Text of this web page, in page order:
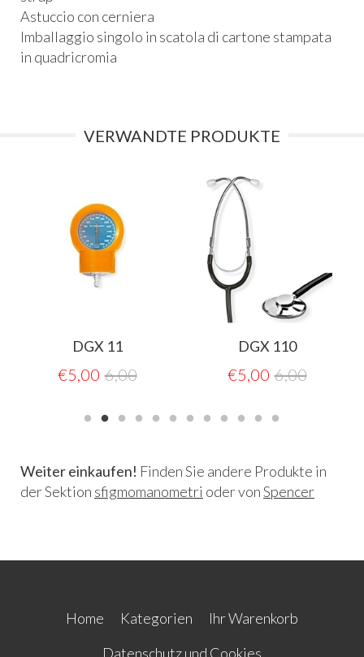
Astuccio con cerniera
Imballaggio singolo in scatola di cartone stampata
in quadricromia
VERWANDTE PRODUKTE
DGX 11
€5,00 6,00
DGX 110
€5,00 6,00
Weiter einkaufen! Finden Sie andere Produkte in
der Sektion sfigmomanometri oder vonSpencer
Home Kategorien
Ihr Warenkorb
Datenschutz und Cookies